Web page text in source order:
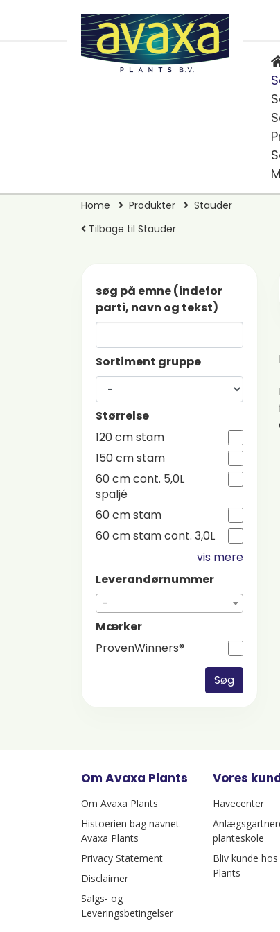
Home Produkter
Stauder
Tilbage til Stauder
søg på emne (indefor
parti, navn og tekst)
Sortiment gruppe
Størrelse
120 cm stam
150 cm stam
60 cm cont. 5,0L
spaljé
60 cm stam
60 cm stam cont. 3,0L
vis mere
Leverandørnummer
-
Mærker
ProvenWinners®
Søg
Om Avaxa Plants
Om Avaxa Plants
Histoerien bag navnet
Avaxa Plants
Privacy Statement
Disclaimer
Salgs- og
Leveringsbetingelser
Vores
Havecenter
planteskole
Bliv kunde hos
Plants